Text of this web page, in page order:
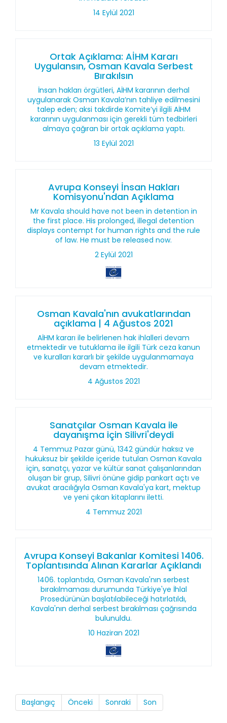
14 Eylül 2021
Ortak Açıklama: AİHM Kararı
Uygulansın, Osman Kavala Serbest
Bırakılsın
İnsan hakları örgütleri, AİHM kararının derhal
uygulanarak Osman Kavala’nın tahliye edilmesini
talep eden; aksi takdirde Komite’yi ilgili AİHM
kararının uygulanması için gerekli tüm tedbirleri
almaya çağıran bir ortak açıklama yaptı.
13 Eylül 2021
Avrupa Konseyi İnsan Hakları
Komisyonu'ndan Açıklama
Mr Kavala should have not been in detention in
the first place. His prolonged, illegal detention
displays contempt for human rights and the rule
of law. He must be released now.
2 Eylül 2021
Osman Kavala'nın avukatlarından
açıklama | 4 Ağustos 2021
AİHM kararı ile belirlenen hak ihlalleri devam
etmektedir ve tutuklama ile ilgili Türk ceza kanun
ve kuralları kararlı bir şekilde uygulanmamaya
devam etmektedir.
4 Ağustos 2021
Sanatçılar Osman Kavala ile
dayanışma için Silivri'deydi
4 Temmuz Pazar günü, 1342 gündür haksız ve
hukuksuz bir şekilde içeride tutulan Osman Kavala
için, sanatçı, yazar ve kültür sanat çalışanlarından
oluşan bir grup, Silivri önüne gidip pankart açtı ve
avukat aracılığıyla Osman Kavala'ya kart, mektup
ve yeni çıkan kitaplarını iletti.
4 Temmuz 2021
Avrupa Konseyi Bakanlar Komitesi 1406.
Toplantısında Alınan Kararlar Açıklandı
1406. toplantıda, Osman Kavala'nın serbest
bırakılmaması durumunda Türkiye'ye İhlal
Prosedürünün başlatılabileceği hatırlatıldı,
Kavala'nın derhal serbest bırakılması çağrısında
bulunuldu.
10 Haziran 2021
Başlangıç Önceki Sonraki Son